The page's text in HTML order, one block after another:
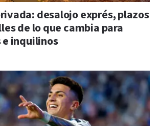
desalojo exprés, plazos
de lo que cambia para
inquilinos